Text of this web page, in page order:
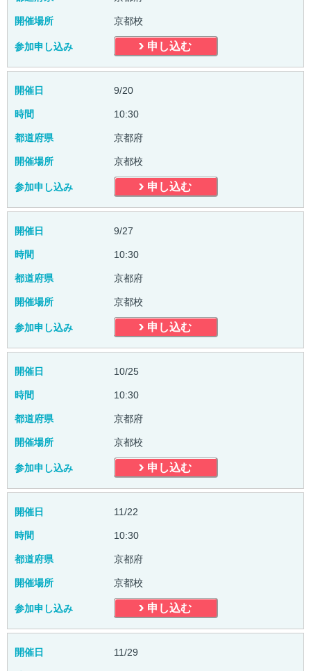
開催場所 京都校
参加申し込み 申し込む
開催日 9/20
時間 10:30
都道府県 京都府
開催場所 京都校
参加申し込み 申し込む
開催日 9/27
時間 10:30
都道府県 京都府
開催場所 京都校
参加申し込み 申し込む
開催日 10/25
時間 10:30
都道府県 京都府
開催場所 京都校
参加申し込み 申し込む
開催日 11/22
時間 10:30
都道府県 京都府
開催場所 京都校
参加申し込み 申し込む
開催日 11/29